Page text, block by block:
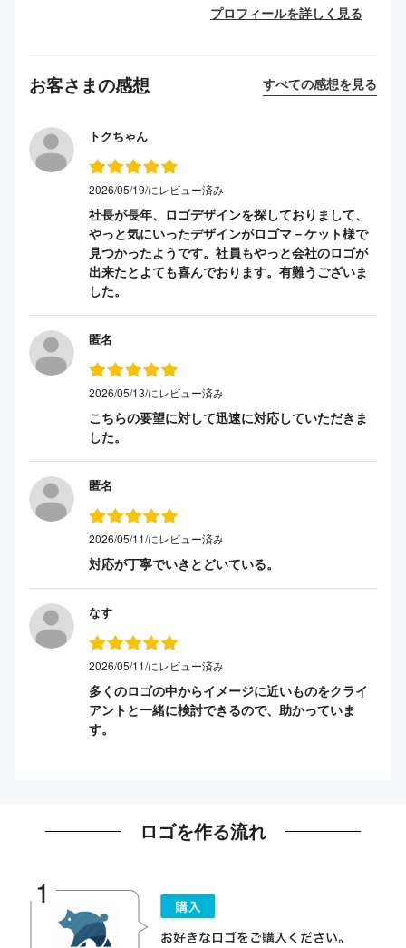
プロフィールを詳しく見る
お客さまの感想 すべての感想を見る
トクちゃん
2026/05/19/にレビュー済み
社長が長年、ロゴデザインを探しておりまして、
やっと気にいったデザインがロゴマ－ケット様で
見つかったようです。社員もやっと会社のロゴが
出来たとよても喜んでおります。有難うございま
した。
匿名
2026/05/13/にレビュー済み
こちらの要望に対して迅速に対応していただきま
した。
匿名
2026/05/11/にレビュー済み
対応が丁寧でいきとどいている。
なす
2026/05/11/にレビュー済み
多くのロゴの中からイメージに近いものをクライ
アントと一緒に検討できるので、助かっていま
す。
ロゴを作る流れ